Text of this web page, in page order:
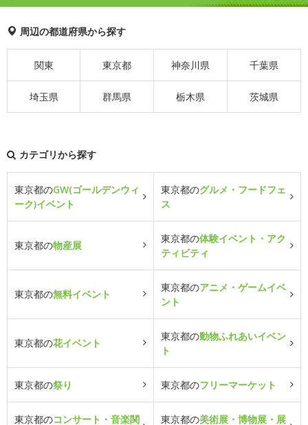
周辺の都道府県から探す
関東 東京都 神奈川県 千葉県
埼玉県 群馬県 栃木県 茨城県
カテゴリから探す
東京都のGW(ゴールデンウィ
ーク)イベント
東京都のグルメ・フードフェ
ス
東京都の物産展
東京都の体験イベント・アク
ティビティ
東京都の無料イベント
東京都のアニメ・ゲームイベ
ント
東京都の花イベント
東京都の動物ふれあいイベン
ト
東京都の祭り 東京都のフリーマーケット
東京都のコンサート・音楽関 東京都の美術展・博物展・展